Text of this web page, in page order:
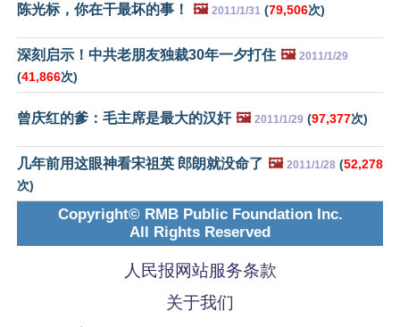
陈光标，你在干最坏的事！ 🖼️ 2011/1/31 (79,506次)
深刻启示！中共老朋友独裁30年一夕打住 🖼️ 2011/1/29
(41,866次)
曾庆红的爹：毛主席是最大的汉奸 🖼️ 2011/1/29 (97,377次)
几年前用这眼神看宋祖英 郎朗就没命了 🖼️ 2011/1/28 (52,278
次)
Copyright© RMB Public Foundation Inc.
All Rights Reserved
人民报网站服务条款
关于我们